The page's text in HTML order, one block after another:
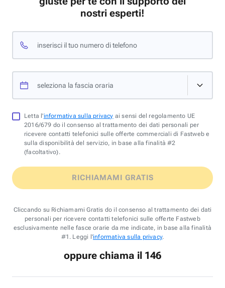
nostri esperti!
inserisci il tuo numero di telefono
seleziona la fascia oraria
Letta l'informativa sulla privacy ai sensi del regolamento UE
2016/679 do il consenso al trattamento dei dati personali per
ricevere contatti telefonici sulle offerte commerciali di Fastweb e
sulla disponibilità del servizio, in base alla finalità #2
(facoltativo).
RICHIAMAMI GRATIS
Cliccando su Richiamami Gratis do il consenso al trattamento dei dati
personali per ricevere contatti telefonici sulle offerte Fastweb
esclusivamente nelle fasce orarie da me indicate, in base alla finalità
#1. Leggi l'informativa sulla privacy.
oppure chiama il 146